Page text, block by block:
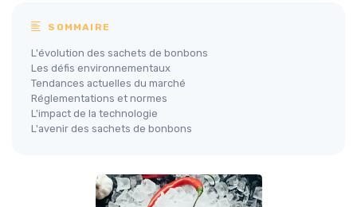
SOMMAIRE
L'évolution des sachets de bonbons
Les défis environnementaux
Tendances actuelles du marché
Réglementations et normes
L'impact de la technologie
L'avenir des sachets de bonbons